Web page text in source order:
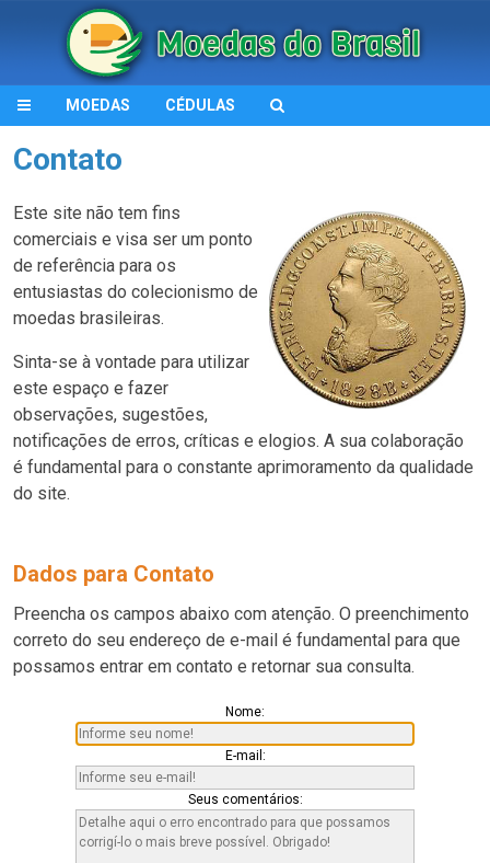
MOEDAS CÉDULAS
Contato
Este site não tem fins
comerciais e visa ser um ponto
de referência para os
entusiastas do colecionismo de
moedas brasileiras.
Sinta-se à vontade para utilizar
este espaço e fazer
observações, sugestões,
notificações de erros, críticas e elogios. A sua colaboração
é fundamental para o constante aprimoramento da qualidade
do site.
Dados para Contato
Preencha os campos abaixo com atenção. O preenchimento
correto do seu endereço de e-mail é fundamental para que
possamos entrar em contato e retornar sua consulta.
Nome:
E-mail:
Seus comentários: